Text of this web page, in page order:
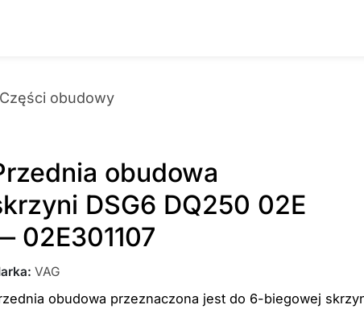
Części obudowy
obudowa
DSG6 DQ250 02E
02E301107
: VAG
obudowa przeznaczona jest do 6-biegowej